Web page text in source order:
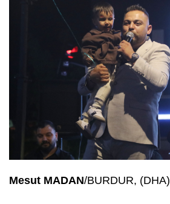
Mesut MADAN/BURDUR, (DHA)